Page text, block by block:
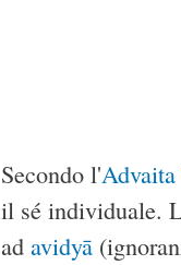
Secondo l'Advaita
il sé individuale.
ad avidyā